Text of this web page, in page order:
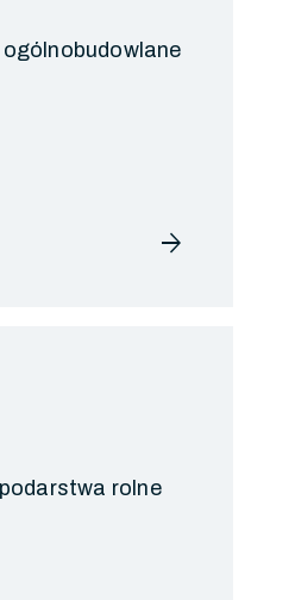
arrow_forward
rolne